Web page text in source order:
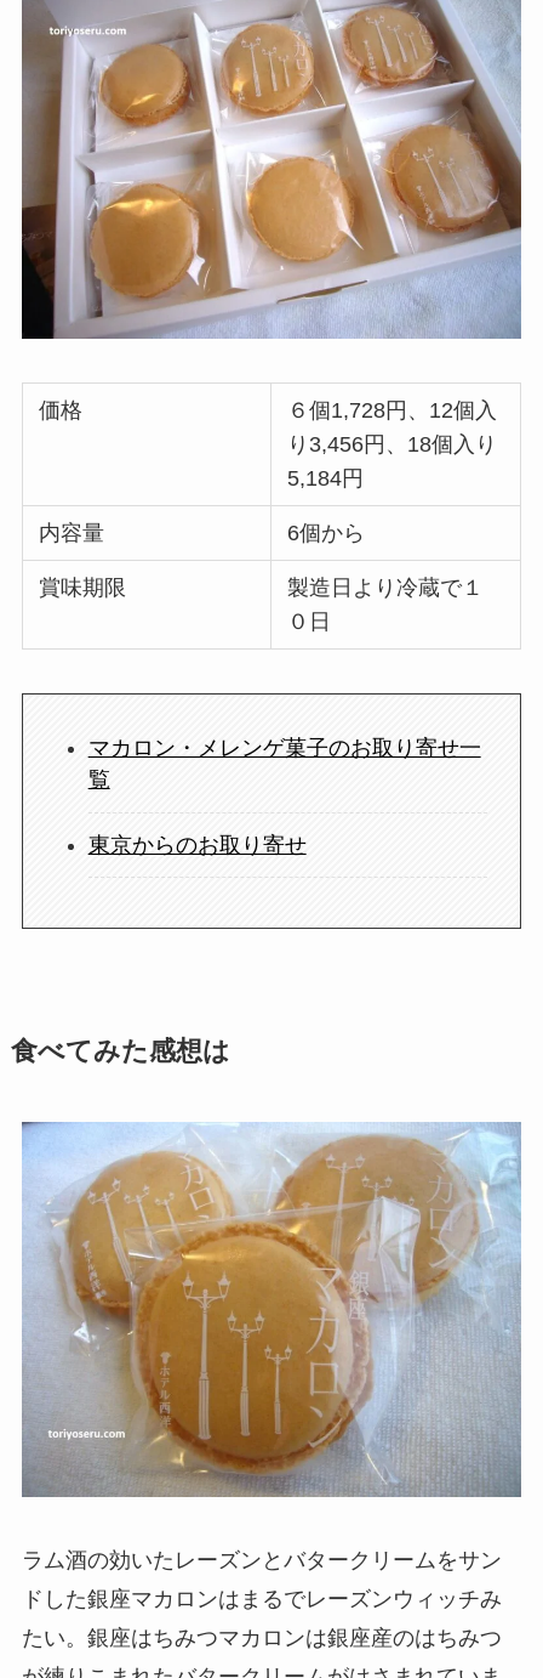
価格
６個1,728円、12個入
り3,456円、18個入り
5,184円
内容量 6個から
賞味期限
製造日より冷蔵で１
０日
マカロン・メレンゲ菓子のお取り寄せ一
覧
東京からのお取り寄せ
食べてみた感想は
ラム酒の効いたレーズンとバタークリームをサン
ドした銀座マカロンはまるでレーズンウィッチみ
たい。銀座はちみつマカロンは銀座産のはちみつ